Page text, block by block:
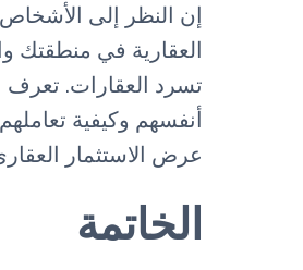
إن النظر إلى
العقارية في منطقتك
تسرد العقارات. تعرف
أنفسهم وكيفية
عرض الاستثمار
الخاتمة